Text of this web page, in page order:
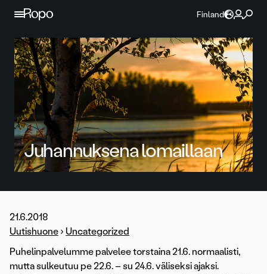
Jatka sisältöön
Finland
Juhannuksena lomaillaan
21.6.2018
Uutishuone › Uncategorized
Puhelinpalvelumme palvelee torstaina 21.6. normaalisti,
mutta sulkeutuu pe 22.6. – su 24.6. väliseksi ajaksi.